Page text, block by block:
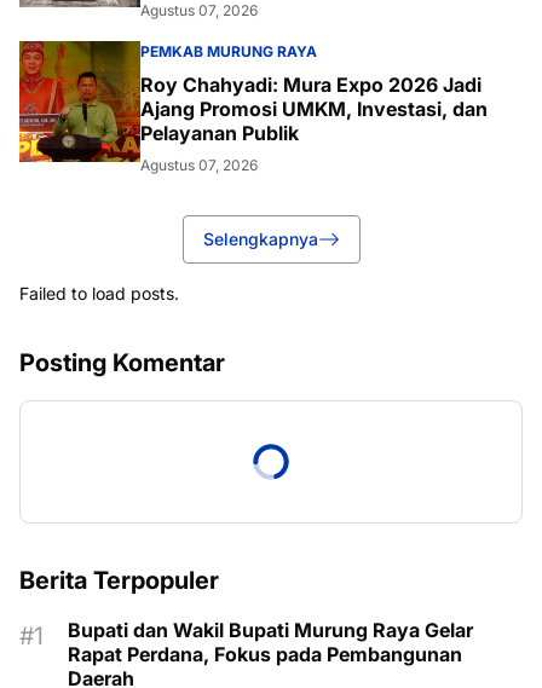
Agustus 07, 2026
PEMKAB MURUNG RAYA
Roy Chahyadi: Mura Expo 2026 Jadi
Ajang Promosi UMKM, Investasi, dan
Pelayanan Publik
Agustus 07, 2026
Selengkapnya
Failed to load posts.
Posting Komentar
Berita Terpopuler
Bupati dan Wakil Bupati Murung Raya Gelar
Rapat Perdana, Fokus pada Pembangunan
Daerah